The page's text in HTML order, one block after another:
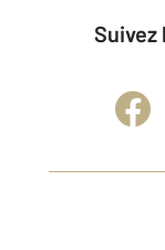
Suivez l’actualité immobilière et